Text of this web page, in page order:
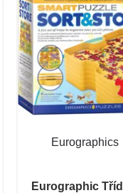
Eurographics
Eurographic